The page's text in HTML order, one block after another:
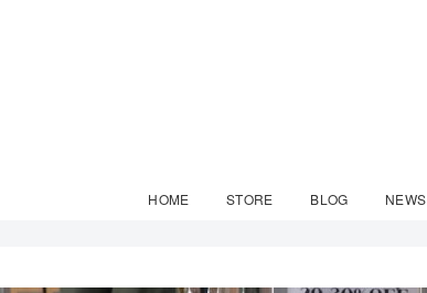
HOME STORE BLOG NEWS